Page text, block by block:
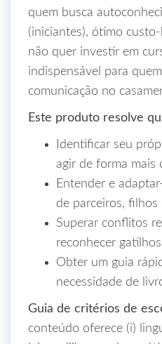
quem busca
(iniciantes), ótimo
não quer investir em
indispensável para
comunicação no
Este produto resolve
Identificar seu
agir de forma mais
Entender e
de parceiros, filhos
Superar conflitos
reconhecer
Obter um guia
necessidade de
Guia de critérios de
conteúdo oferece (i)